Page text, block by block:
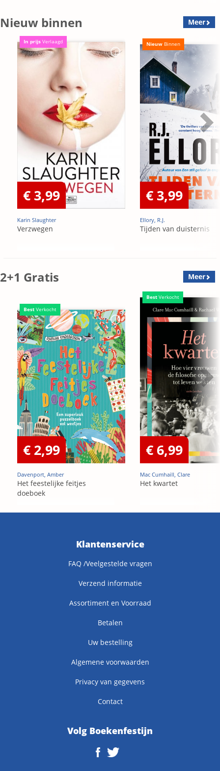
Nieuw binnen Meer
In prijs Verlaagd
€ 3,99
Karin Slaughter
Verzwegen
Nieuw Binnen
€ 3,99
Ellory, R.J.
Tijden van duisternis
2+1 Gratis Meer
Best Verkocht
€ 2,99
Davenport, Amber
Het feestelijke feitjes
doeboek
Best Verkocht
€ 6,99
Mac Cumhaill, Clare
Het kwartet
Klantenservice
FAQ /Veelgestelde vragen
Verzend informatie
Assortiment en Voorraad
Betalen
Uw bestelling
Algemene voorwaarden
Privacy van gegevens
Contact
Volg Boekenfestijn